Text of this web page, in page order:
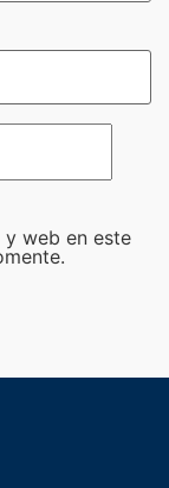
web en este